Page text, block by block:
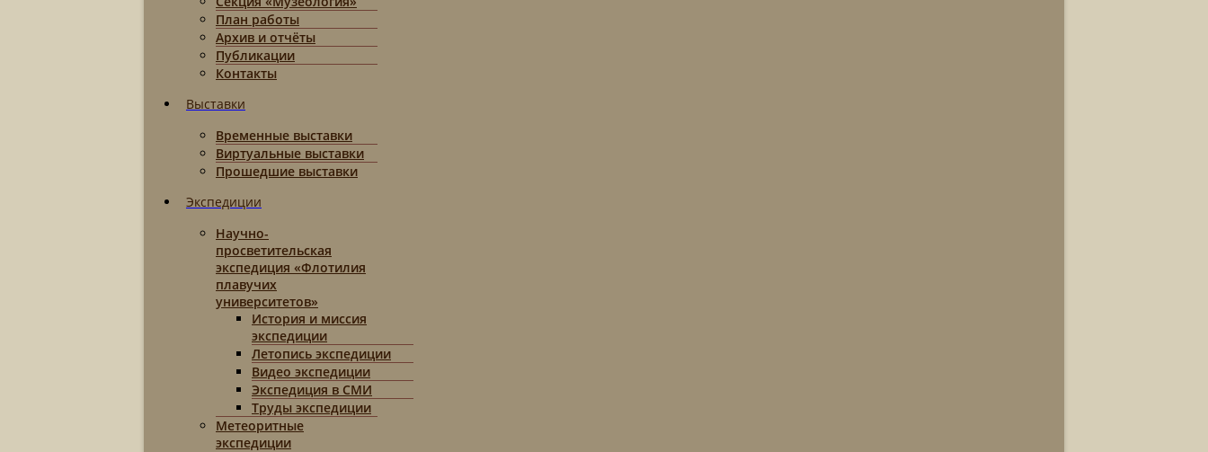
План работы
Архив и отчёты
Публикации
Контакты
Выставки
Временные выставки
Виртуальные выставки
Прошедшие выставки
Экспедиции
Научно-
просветительская
экспедиция «Флотилия
плавучих
университетов»
История и миссия
экспедиции
Летопись экспедиции
Видео экспедиции
Экспедиция в СМИ
Труды экспедиции
Метеоритные
экспедиции